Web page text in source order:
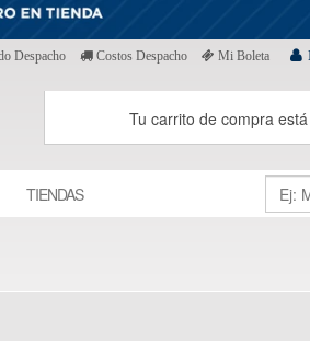
Despacho Costos Despacho Mi Boleta
Tu carrito de compra
TIENDAS